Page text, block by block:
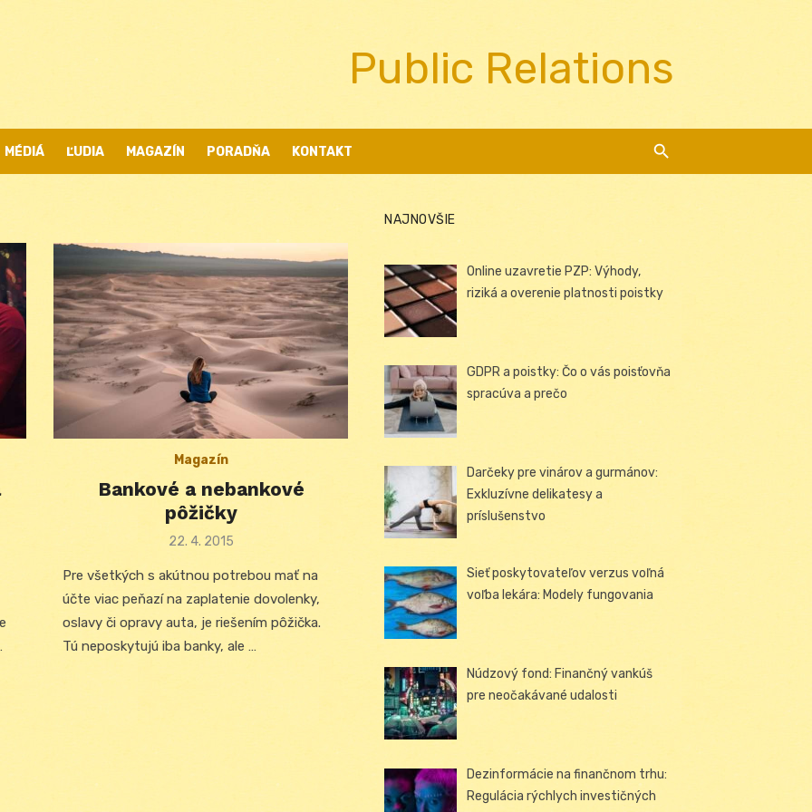
Public Relations
MÉDIÁ ĽUDIA MAGAZÍN PORADŇA KONTAKT
Magazín
Bankové a nebankové
pôžičky
Posted
22. 4. 2015
Pre všetkých s akútnou potrebou mať na
účte viac peňazí na zaplatenie dovolenky,
oslavy či opravy auta, je riešením pôžička.
Tú neposkytujú iba banky, ale …
NAJNOVŠIE
Online uzavretie PZP: Výhody,
riziká a overenie platnosti poistky
GDPR a poistky: Čo o vás poisťovňa
spracúva a prečo
Darčeky pre vinárov a gurmánov:
Exkluzívne delikatesy a
príslušenstvo
Sieť poskytovateľov verzus voľná
voľba lekára: Modely fungovania
Núdzový fond: Finančný vankúš
pre neočakávané udalosti
Dezinformácie na finančnom trhu:
Regulácia rýchlych investičných